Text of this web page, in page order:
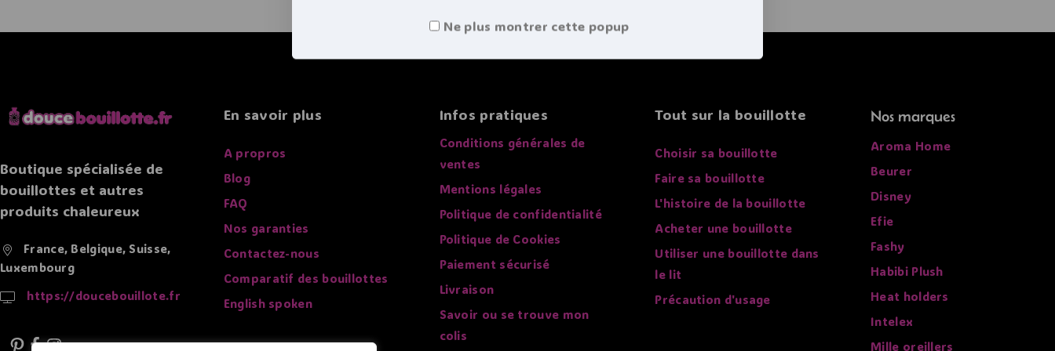
Boutique spécialisée de
bouillottes et autres
produits chaleureux
France, Belgique, Suisse,
Luxembourg
https://doucebouillote.fr
En savoir plus
A propros
Blog
FAQ
Nos garanties
Contactez-nous
Comparatif des bouillottes
English spoken
Infos pratiques
Conditions générales de
ventes
Mentions légales
Politique de confidentialité
Politique de Cookies
Paiement sécurisé
Livraison
Savoir ou se trouve mon
colis
Tout sur la bouillotte
Choisir sa bouillotte
Faire sa bouillotte
L'histoire de la bouillotte
Acheter une bouillotte
Utiliser une bouillotte dans
le lit
Précaution d'usage
Nos marques
Aroma Home
Beurer
Disney
Efie
Fashy
Habibi Plush
Heat holders
Intelex
Mille oreillers
Ne plus montrer cette popup